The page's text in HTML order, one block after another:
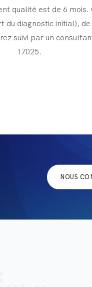
qualité est de 6
du diagnostic initial),
suivi par un
17025.
NOUS